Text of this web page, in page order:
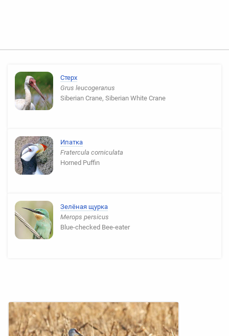
Стерх
Grus leucogeranus
Siberian Crane, Siberian White Crane
Ипатка
Fratercula corniculata
Horned Puffin
Зелёная щурка
Merops persicus
Blue-checked Bee-eater